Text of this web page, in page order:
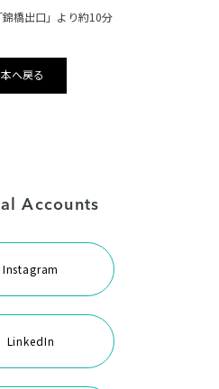
橋出口」より約10分
へ戻る
Accounts
Instagram
LinkedIn